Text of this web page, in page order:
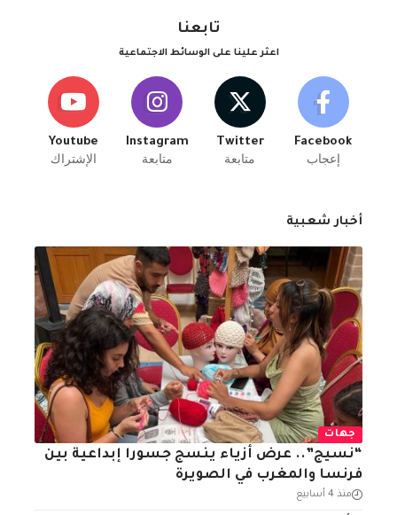
تابعنا
اعثر علينا على الوسائط الاجتماعية
Facebook
إعجاب
Twitter
متابعة
Instagram
متابعة
Youtube
الإشتراك
أخبار شعبية
جهات
“نسيج”.. عرض أزياء ينسج جسورا إبداعية بين
فرنسا والمغرب في الصويرة
منذ 4 أسابيع